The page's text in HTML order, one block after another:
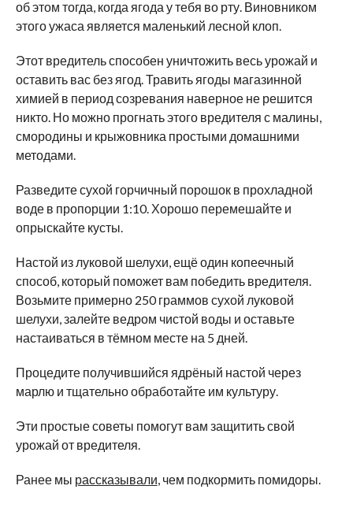
об этом тогда, когда ягода у тебя во рту. Виновником
этого ужаса является маленький лесной клоп.
Этот вредитель способен уничтожить весь урожай и
оставить вас без ягод. Травить ягоды магазинной
химией в период созревания наверное не решится
никто. Но можно прогнать этого вредителя с малины,
смородины и крыжовника простыми домашними
методами.
Разведите сухой горчичный порошок в прохладной
воде в пропорции 1:10. Хорошо перемешайте и
опрыскайте кусты.
Настой из луковой шелухи, ещё один копеечный
способ, который поможет вам победить вредителя.
Возьмите примерно 250 граммов сухой луковой
шелухи, залейте ведром чистой воды и оставьте
настаиваться в тёмном месте на 5 дней.
Процедите получившийся ядрёный настой через
марлю и тщательно обработайте им культуру.
Эти простые советы помогут вам защитить свой
урожай от вредителя.
Ранее мы рассказывали, чем подкормить помидоры.